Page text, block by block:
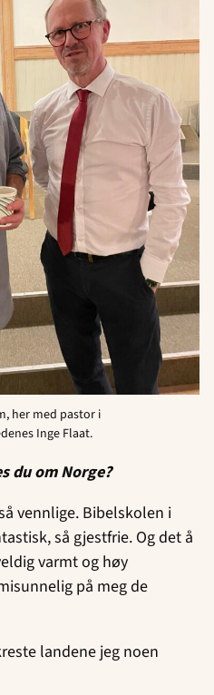
her med pastor i
Inge Flaat.
du om Norge?
vennlige. Bibelskolen i
så gjestfrie. Og det å
varmt og høy
på meg de
landene jeg noen